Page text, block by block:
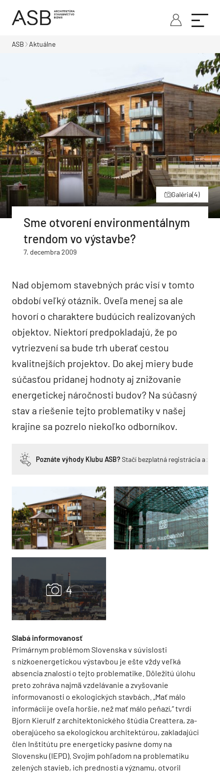
ASB Aktuálne
Galéria(4)
Sme otvorení environmentálnym
trendom vo výstavbe?
7. decembra 2009
Nad objemom stavebných prác visí v tomto
období veľký otáznik. Oveľa menej sa ale
hovorí o charaktere budúcich realizovaných
objektov. Niektorí predpokladajú, že po
vytriezvení sa bude trh uberať cestou
kvalitnejších projektov. Do akej miery bude
súčasťou pridanej hodnoty aj znižovanie
energetickej náročnosti budov? Na súčasný
stav a riešenie tejto problematiky v našej
krajine sa pozrelo niekoľko odborníkov.
Poznáte výhody Klubu ASB?Stačí bezplatná registrácia a
Slabá informovanosť
Primárnym problémom Slovenska v súvislosti
s nízkoenergetickou výstavbou je ešte vždy veľká
absencia znalostí o tejto problematike. Dôležitú úlohu
preto zohráva najmä vzdelávanie a zvyšovanie
informovanosti o ekologických stavbách. „Mať málo
informácií je oveľa horšie, než mať málo peňazí,“ tvrdí
Bjorn Kierulf z architektonického štúdia Creattera, za­
oberajúceho sa ekologickou architektúrou, zakladajúci
člen Inštitútu pre energeticky pasívne domy na
Slovensku (IEPD). Svojím pohľadom na problematiku
zelených stavieb, ich predností a významu, otvoril